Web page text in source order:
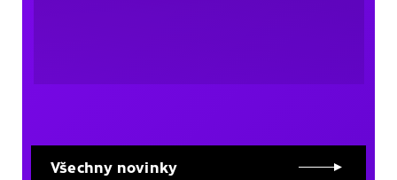
Všechny novinky